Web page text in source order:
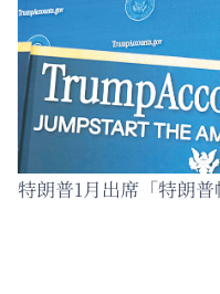
特朗普1月出席「特朗